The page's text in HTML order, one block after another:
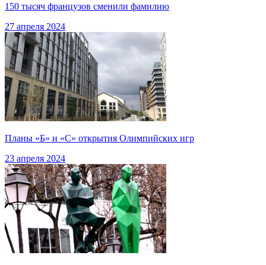
150 тысяч французов сменили фамилию
27 апреля 2024
Планы «Б» и «С» открытия Олимпийских игр
23 апреля 2024